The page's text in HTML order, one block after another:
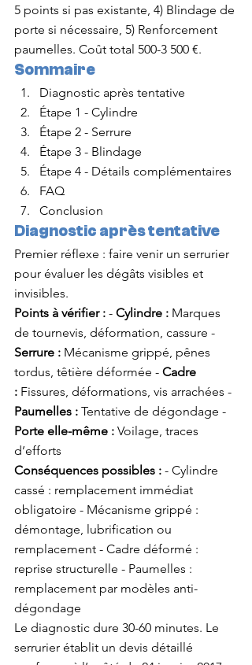
5 points si pas existante, 4) Blindage de
porte si nécessaire, 5) Renforcement
paumelles. Coût total 500-3 500 €.
Sommaire
Diagnostic après tentative
Étape 1 - Cylindre
Étape 2 - Serrure
Étape 3 - Blindage
Étape 4 - Détails complémentaires
FAQ
Conclusion
Diagnostic après tentative
Premier réflexe : faire venir un serrurier
pour évaluer les dégâts visibles et
invisibles.
Points à vérifier : - Cylindre : Marques
de tournevis, déformation, cassure -
Serrure : Mécanisme grippé, pênes
tordus, têtière déformée - Cadre
: Fissures, déformations, vis arrachées -
Paumelles : Tentative de dégondage -
Porte elle-même : Voilage, traces
d’efforts
Conséquences possibles : - Cylindre
cassé : remplacement immédiat
obligatoire - Mécanisme grippé :
démontage, lubrification ou
remplacement - Cadre déformé :
reprise structurelle - Paumelles :
remplacement par modèles anti-
dégondage
Le diagnostic dure 30-60 minutes. Le
serrurier établit un devis détaillé